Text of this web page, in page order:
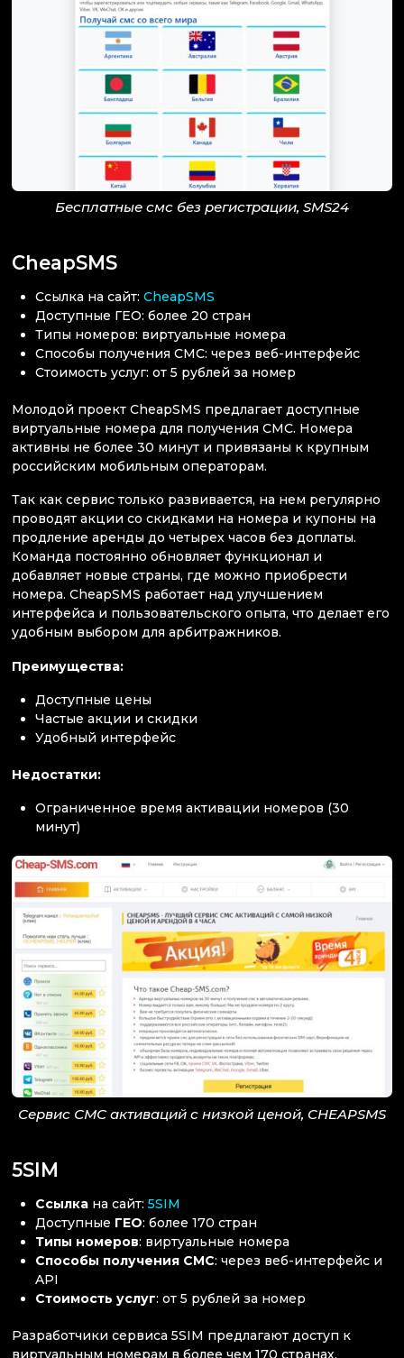
Бесплатные смс без регистрации, SMS24
CheapSMS
Ссылка на сайт:CheapSMS
Доступные ГЕО: более 20 стран
Типы номеров: виртуальные номера
Способы получения СМС: через веб-интерфейс
Стоимость услуг: от 5 рублей за номер
Молодой проект CheapSMS предлагает доступные
виртуальные номера для получения СМС. Номера
активны не более 30 минут и привязаны к крупным
российским мобильным операторам.
Так как сервис только развивается, на нем регулярно
проводят акции со скидками на номера и купоны на
продление аренды до четырех часов без доплаты.
Команда постоянно обновляет функционал и
добавляет новые страны, где можно приобрести
номера. CheapSMS работает над улучшением
интерфейса и пользовательского опыта, что делает его
удобным выбором для арбитражников.
Преимущества:
Доступные цены
Частые акции и скидки
Удобный интерфейс
Недостатки:
Ограниченное время активации номеров (30
минут)
Сервис СМС активаций с низкой ценой, CHEAPSMS
5SIM
Ссылка на сайт:5SIM
Доступные ГЕО: более 170 стран
Типы номеров: виртуальные номера
Способы получения СМС: через веб-интерфейс и
API
Стоимость услуг: от 5 рублей за номер
Разработчики сервиса 5SIM предлагают доступ к
виртуальным номерам в более чем 170 странах,